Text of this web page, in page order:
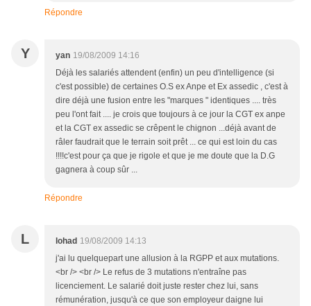
Répondre
Y yan 19/08/2009 14:16
Déjà les salariés attendent (enfin) un peu d'intelligence (si
c'est possible) de certaines O.S ex Anpe et Ex assedic , c'est à
dire déjà une fusion entre les "marques " identiques .... très
peu l'ont fait .... je crois que toujours à ce jour la CGT ex anpe
et la CGT ex assedic se crêpent le chignon ...déjà avant de
râler faudrait que le terrain soit prêt ... ce qui est loin du cas
!!!!c'est pour ça que je rigole et que je me doute que la D.G
gagnera à coup sûr ...
Répondre
L lohad 19/08/2009 14:13
j'ai lu quelquepart une allusion à la RGPP et aux mutations.
<br /> <br /> Le refus de 3 mutations n'entraîne pas
licenciement. Le salarié doit juste rester chez lui, sans
rémunération, jusqu'à ce que son employeur daigne lui